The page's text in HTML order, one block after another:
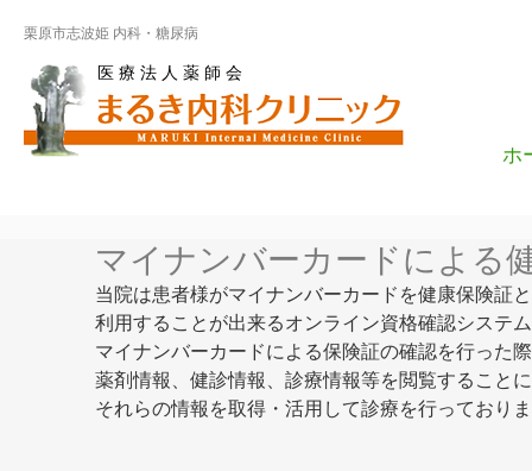
栗原市志波姫 内科・糖尿病
医 療 法 人 薬 師 会
ホ
マイナンバーカードによる
当院は患者様がマイナンバーカードを健康保険証
利用することが出来るオンライン資格確認システ
マイナンバーカードによる保険証の確認を行った
薬剤情報、健診情報、診療情報等を閲覧すること
それらの情報を取得・活用して診療を行っており